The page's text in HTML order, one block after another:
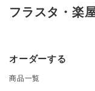
フラスタ・楽
オーダーする
商品一覧